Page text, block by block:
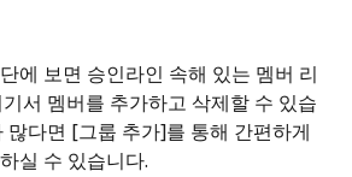
에 보면 승인라인 속해 있는 멤버 리
서 멤버를 추가하고 삭제할 수 있습
많다면 [그룹 추가]를 통해 간편하게
실 수 있습니다.